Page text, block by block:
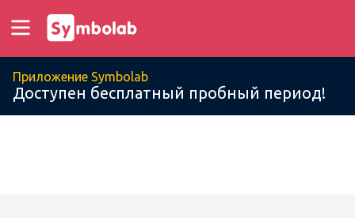
Приложение Symbolab
Доступен бесплатный пробный период!